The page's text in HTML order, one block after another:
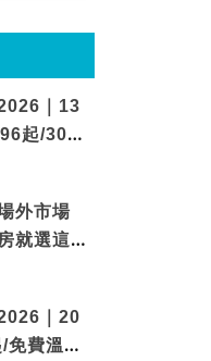
｜13
起/30秒
外市場
就選這間
｜20
費溫泉/